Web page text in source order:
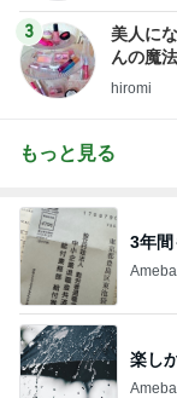
3
美人に
んの魔法
hiromi
もっと見る
3年間
楽し